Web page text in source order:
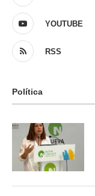
YOUTUBE
RSS
Política